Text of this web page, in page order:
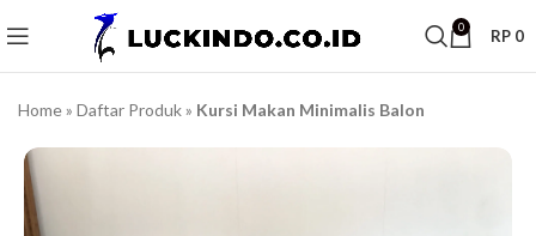
0 RP 0
Home» Daftar Produk» Kursi Makan Minimalis Balon